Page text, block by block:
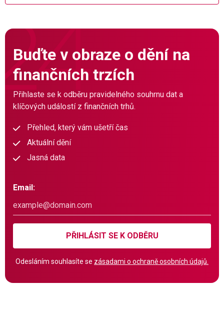
Buďte v obraze o dění na
finančních trzích
Přihlaste se k odběru pravidelného souhrnu dat a
klíčových událostí z finančních trhů.
Přehled, který vám ušetří čas
Aktuální dění
Jasná data
Email:
PŘIHLÁSIT SE K ODBĚRU
Odesláním souhlasíte se zásadami o ochraně osobních údajů.